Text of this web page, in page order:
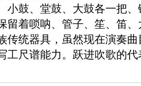
小鼓、堂鼓、大鼓各一把
留着唢呐、管子、笙、笛
传统器具，虽然现在演奏
工尺谱能力。跃进吹歌的